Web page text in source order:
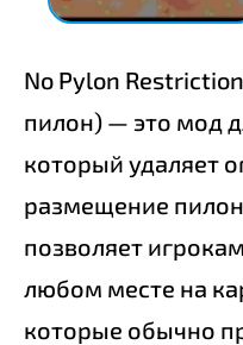
No Pylon
пилон) — это мод
который удаляет
размещение
позволяет
любом месте на
которые обычно